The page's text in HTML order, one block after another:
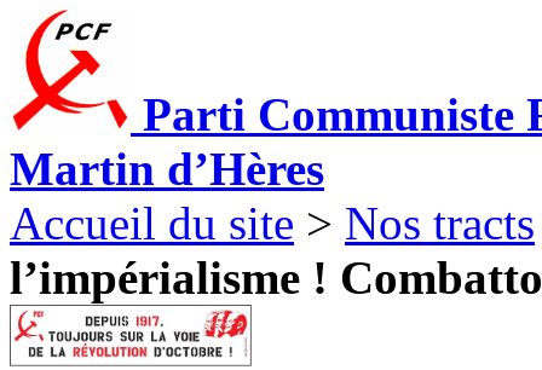
Parti Communiste
Martin d’Hères
Accueil du site > Nos tracts
l’impérialisme !